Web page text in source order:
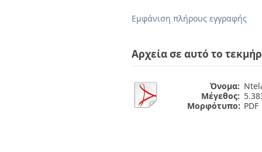
Εμφάνιση πλήρους εγγραφής
Αρχεία σε αυτό το
Όνομα:
Μέγεθος:
Μορφότυπο: PDF